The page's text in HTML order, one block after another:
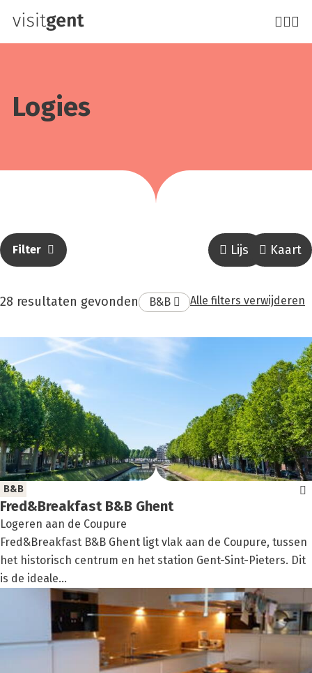
Overslaan
gaan
Logies
Filter Lijst Kaart
28 resultaten gevonden
Verwijder
B&B Alle filters verwijderen
Fred&Breakfast B&B Ghent
Logeren aan de Coupure
B&B
Fred&Breakfast B&B Ghent ligt vlak aan de Coupure, tussen
het historisch centrum en het station Gent-Sint-Pieters. Dit
is de ideale...